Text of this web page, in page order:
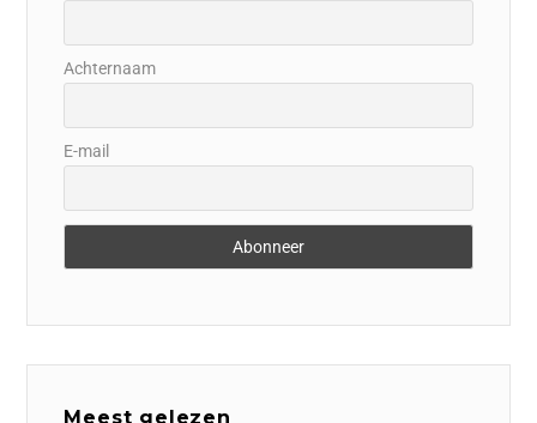
Achternaam
E-mail
Meest gelezen